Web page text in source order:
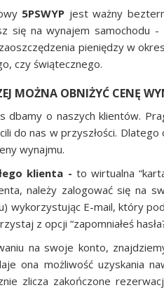
5PSWYP jest ważny
się na wynajem samochodu
pieniędzy w
czy świątecznego.
MOŻNA OBNIŻYĆ CENĘ
dbamy o naszych klientów.
do nas w przyszłości.
wynajmu.
klienta - to wirtualna
należy zalogować się na
wykorzystując E-mail, który
z opcji “zapomniałeś
na swoje konto,
ona możliwość uzyskania
zlicza zakończone